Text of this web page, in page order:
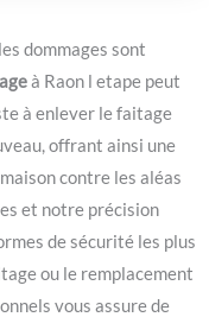
dommages sont
à Raon l etape peut
à enlever le faitage
offrant ainsi une
contre les aléas
et notre précision
de sécurité les plus
ou le remplacement
vous assure de